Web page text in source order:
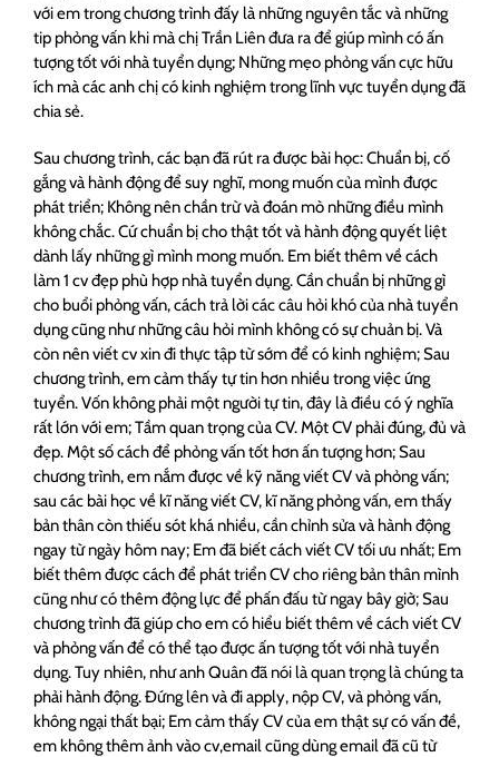
với em trong chương trình đấy là những nguyên tắc và những
tip phỏng vấn khi mà chị Trần Liên đưa ra để giúp mình có ấn
tượng tốt với nhà tuyển dụng; Những mẹo phỏng vấn cực hữu
ích mà các anh chị có kinh nghiệm trong lĩnh vực tuyển dụng đã
chia sẻ.
Sau chương trình, các bạn đã rút ra được bài học: Chuẩn bị, cố
gắng và hành động để suy nghĩ, mong muốn của mình được
phát triển; Không nên chần trừ và đoán mò những điều mình
không chắc. Cứ chuẩn bị cho thật tốt và hành động quyết liệt
dành lấy những gì mình mong muốn. Em biết thêm về cách
làm 1 cv đẹp phù hợp nhà tuyển dụng. Cần chuẩn bị những gì
cho buổi phỏng vấn, cách trả lời các câu hỏi khó của nhà tuyển
dụng cũng như những câu hỏi mình không có sự chuản bị. Và
còn nên viết cv xin đi thực tập từ sớm để có kinh nghiệm; Sau
chương trình, em cảm thấy tự tin hơn nhiều trong việc ứng
tuyển. Vốn không phải một người tự tin, đây là điều có ý nghĩa
rất lớn với em; Tầm quan trọng của CV. Một CV phải đúng, đủ và
đẹp. Một số cách để phỏng vấn tốt hơn ấn tượng hơn; Sau
chương trình, em nắm được về kỹ năng viết CV và phỏng vấn;
sau các bài học về kĩ năng viết CV, kĩ năng phỏng vấn, em thấy
bản thân còn thiếu sót khá nhiều, cần chỉnh sửa và hành động
ngay từ ngày hôm nay; Em đã biết cách viết CV tối ưu nhất; Em
biết thêm được cách để phát triển CV cho riêng bản thân mình
cũng như có thêm động lực để phấn đấu từ ngay bây giờ; Sau
chương trình đã giúp cho em có hiểu biết thêm về cách viết CV
và phỏng vấn để có thể tạo được ấn tượng tốt với nhà tuyển
dụng. Tuy nhiên, như anh Quân đã nói là quan trọng là chúng ta
phải hành động. Đứng lên và đi apply, nộp CV, và phỏng vấn,
không ngại thất bại; Em cảm thấy CV của em thật sự có vấn đề,
em không thêm ảnh vào cv,email cũng dùng email đã cũ từ